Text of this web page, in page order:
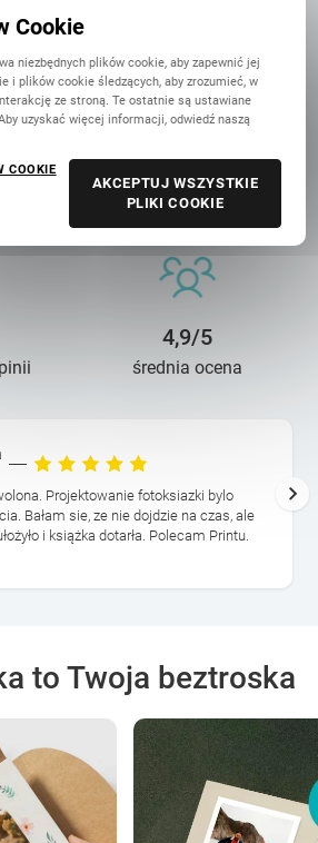
w Polsce
90 mln+
wydrukowanych zdjęć
4,9/5
średnia ocena
Projektowanie fotoksiazki bylo
Bałam sie, ze nie dojdzie na czas, ale
i książka dotarła. Polecam Printu.
to Twoja beztroska
Cookie
niezbędnych plików cookie, aby zapewnić jej
i plików cookie śledzących, aby zrozumieć, w
ze stroną. Te ostatnie są ustawiane
uzyskać więcej informacji, odwiedź naszą
COOKIE
AKCEPTUJ WSZYSTKIE
PLIKI COOKIE